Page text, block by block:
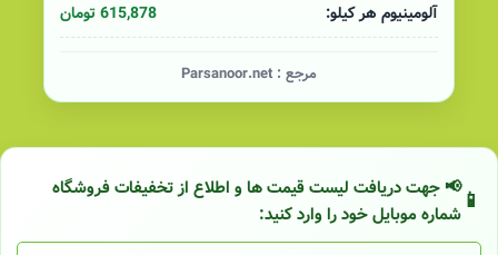
آلومینیوم هر کیلو:
615,878 تومان
مرجع : Parsanoor.net
📢 جهت دریافت لیست قیمت ها و اطلاع از تخفیفات فروشگاه
شماره موبایل خود را وارد کنید: